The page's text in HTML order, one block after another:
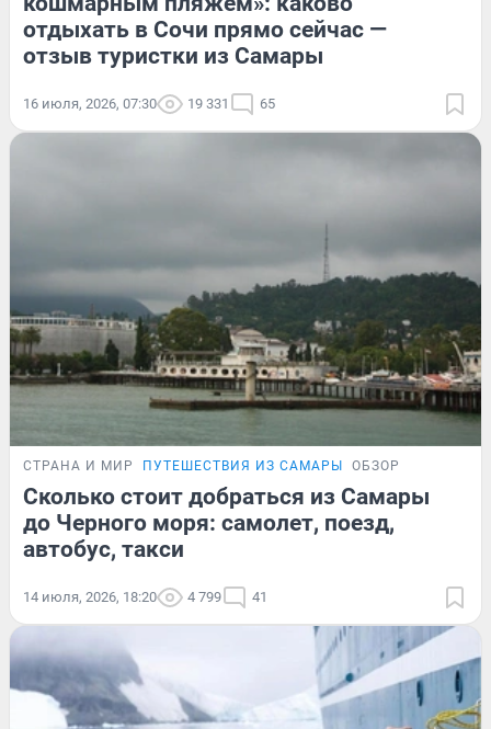
отдыхать в Сочи прямо сейчас —
отзыв туристки из Самары
16 июля, 2026, 07:30 19 331 65
СТРАНА И МИР ПУТЕШЕСТВИЯ ИЗ САМАРЫ ОБЗОР
Сколько стоит добраться из Самары
до Черного моря: самолет, поезд,
автобус, такси
14 июля, 2026, 18:20 4 799 41